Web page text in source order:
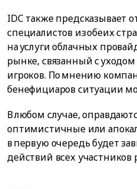
IDC также предсказывает
специалистов из обеих
на услуги облачных
рынке, связанный с
игроков. По мнению
бенефициаров ситуации
В любом случае,
оптимистичные или
в первую очередь будет
действий всех участников